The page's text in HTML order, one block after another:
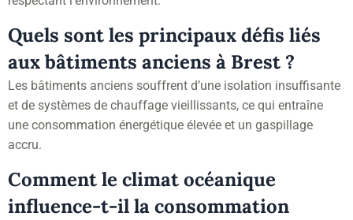
Quels sont les principaux défis liés
aux bâtiments anciens à Brest ?
Les bâtiments anciens souffrent d’une isolation insuffisante
et de systèmes de chauffage vieillissants, ce qui entraîne
une consommation énergétique élevée et un gaspillage
accru.
Comment le climat océanique
influence-t-il la consommation